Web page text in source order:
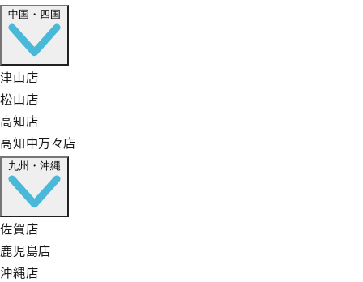
中国・四国
津山店
松山店
高知店
高知中万々店
九州・沖縄
佐賀店
鹿児島店
沖縄店